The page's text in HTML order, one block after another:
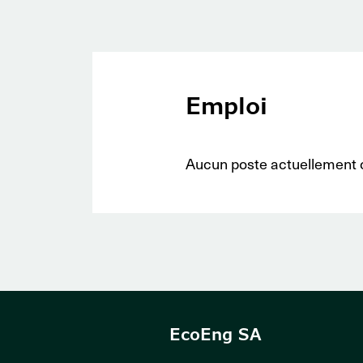
Emploi
Aucun poste actuellement
EcoEng SA